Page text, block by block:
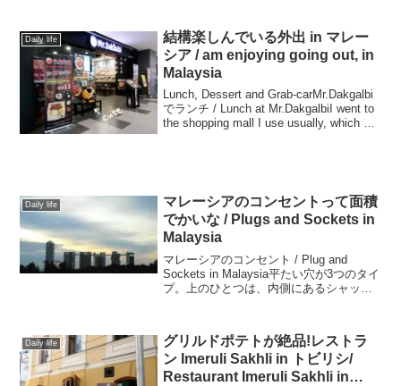
Daily life
結構楽しんでいる外出 in マレー
シア / am enjoying going out, in
Malaysia
Lunch, Dessert and Grab-carMr.Dakgalbi
でランチ / Lunch at Mr.DakgalbiI went to
the shopping mall I use usually, which on
Daily life
マレーシアのコンセントって面積
でかいな / Plugs and Sockets in
Malaysia
マレーシアのコンセント / Plug and
Sockets in Malaysia平たい穴が3つのタイ
プ。上のひとつは、内側にあるシャッタ
かし、この形のコンセントって...
Daily life
グリルドポテトが絶品!レストラ
ン Imeruli Sakhli in トビリシ/
Restaurant Imeruli Sakhli in